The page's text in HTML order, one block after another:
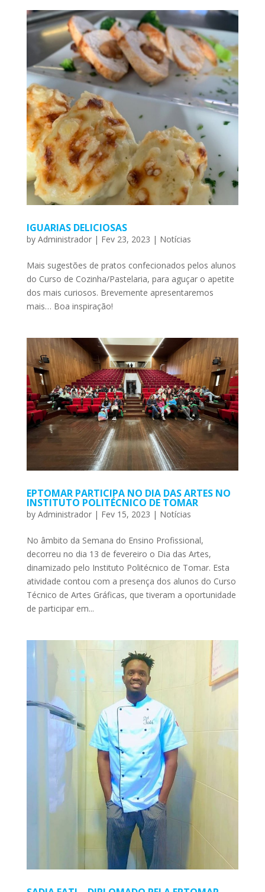
IGUARIAS DELICIOSAS
by Administrador| Fev 23, 2023 | Notícias
Mais sugestões de pratos confecionados pelos alunos
do Curso de Cozinha/Pastelaria, para aguçar o apetite
dos mais curiosos. Brevemente apresentaremos
mais… Boa inspiração!
EPTOMAR PARTICIPA NO DIA DAS ARTES NO
INSTITUTO POLITÉCNICO DE TOMAR
by Administrador| Fev 15, 2023 | Notícias
No âmbito da Semana do Ensino Profissional,
decorreu no dia 13 de fevereiro o Dia das Artes,
dinamizado pelo Instituto Politécnico de Tomar. Esta
atividade contou com a presença dos alunos do Curso
Técnico de Artes Gráficas, que tiveram a oportunidade
de participar em...